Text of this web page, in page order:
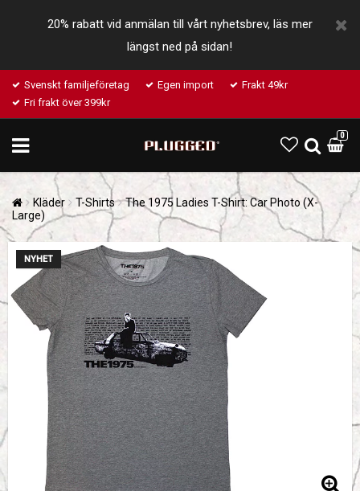
20% rabatt vid anmälan till vårt nyhetsbrev, läs mer
längst ned på sidan!
Svenskt familjeföretag Egen import
Frakt 49kr
Fri frakt över 399kr
0
Kläder T-Shirts
The 1975 Ladies T-Shirt: Car Photo (X-
Large)
NYHET